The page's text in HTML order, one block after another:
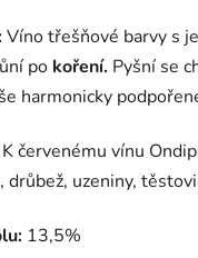
Víno třešňové barvy s
po koření. Pyšní se
harmonicky
K červenému vínu
drůbež, uzeniny,
13,5%